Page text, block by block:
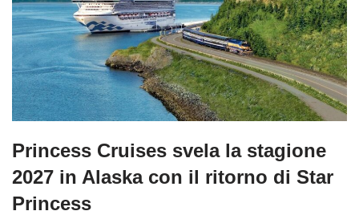
Princess Cruises svela la stagione
2027 in Alaska con il ritorno di Star
Princess